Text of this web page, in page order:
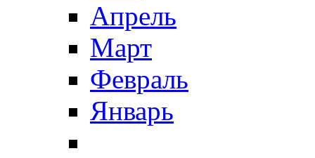
Апрель
Март
Февраль
Январь